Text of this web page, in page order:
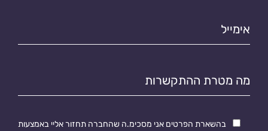
התקשרות
בהשארת הפרטים אני מסכימ.ה שהחברה תחזור אליי באמצעות